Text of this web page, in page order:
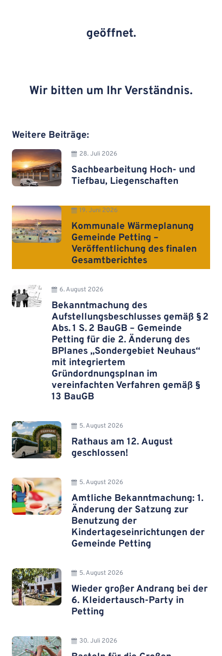
geöffnet.
Wir bitten um Ihr Verständnis.
Weitere Beiträge:
28. Juli 2026
Sachbearbeitung Hoch- und
Tiefbau, Liegenschaften
19. Juni 2026
Kommunale Wärmeplanung
Gemeinde Petting –
Veröffentlichung des finalen
Gesamtberichtes
6. August 2026
Bekanntmachung des
Aufstellungsbeschlusses gemäß § 2
Abs. 1 S. 2 BauGB – Gemeinde
Petting für die 2. Änderung des
BPlanes „Sondergebiet Neuhaus“
mit integriertem
Gründordnungsplnan im
vereinfachten Verfahren gemäß §
13 BauGB
5. August 2026
Rathaus am 12. August
geschlossen!
5. August 2026
Amtliche Bekanntmachung: 1.
Änderung der Satzung zur
Benutzung der
Kindertageseinrichtungen der
Gemeinde Petting
5. August 2026
Wieder großer Andrang bei der
6. Kleidertausch-Party in
Petting
30. Juli 2026